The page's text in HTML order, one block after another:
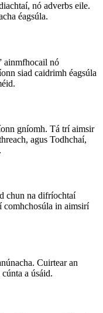
nó adverbs eile.
éagsúla.
ainmfhocail nó
siad caidrimh éagsúla
gníomh. Tá trí aimsir
agus Todhchaí,
chun na difríochtaí
comhchosúla in aimsirí
Cuirtear an
a úsáid.